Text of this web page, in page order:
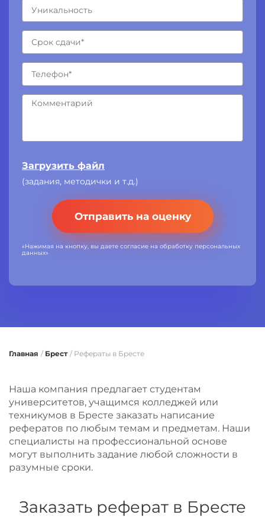
Загрузить файл
(задания, методички и т.д.)
Отправить на оценку
«Нажимая на кнопку, вы даете согласие на обработку персональных
данных»
Главная / Брест / Рефераты в Бресте
Наша компания предлагает студентам
университетов, учащимся колледжей или
техникумов в Бресте заказать написание
рефератов по любым темам и предметам. Наши
специалисты на профессиональной основе
могут выполнить задание любой сложности в
разумные сроки.
Заказать реферат в Бресте